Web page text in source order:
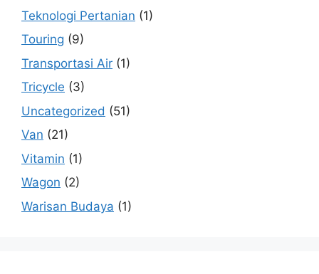
Teknologi Pertanian (1)
Touring (9)
Transportasi Air (1)
Tricycle (3)
Uncategorized (51)
Van (21)
Vitamin (1)
Wagon (2)
Warisan Budaya (1)